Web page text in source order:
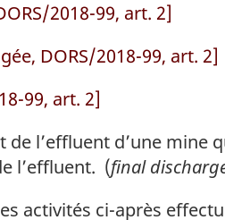
2018-99, art. 2]
DORS/2018-99, art. 2]
99, art. 2]
de l’effluent d’une mine
l’effluent. (final
activités ci-après